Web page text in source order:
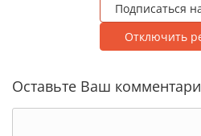
Подписаться
Отключить
Оставьте Ваш